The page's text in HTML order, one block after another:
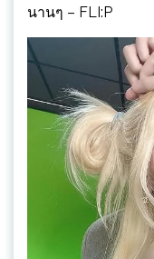
นานๆ – FLI:P